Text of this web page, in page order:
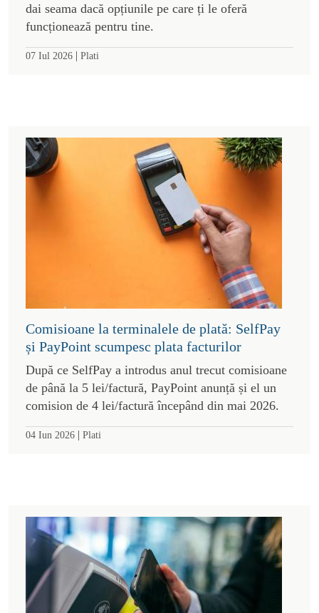
dai seama dacă opțiunile pe care ți le oferă
funcționează pentru tine.
07 Iul 2026 | Plati
Comisioane la terminalele de plată: SelfPay
și PayPoint scumpesc plata facturilor
După ce SelfPay a introdus anul trecut comisioane
de până la 5 lei/factură, PayPoint anunță și el un
comision de 4 lei/factură începând din mai 2026.
04 Iun 2026 | Plati